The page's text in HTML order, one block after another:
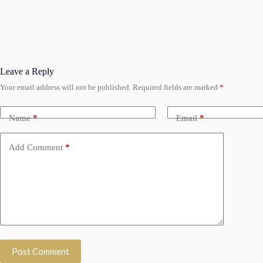
Leave a Reply
Your email address will not be published. Required fields are marked *
Name* Email*
Add Comment *
Post Comment